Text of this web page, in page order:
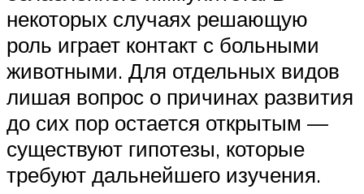
некоторых случаях решающую
роль играет контакт с больными
животными. Для отдельных видов
лишая вопрос о причинах развития
до сих пор остается открытым —
существуют гипотезы, которые
требуют дальнейшего изучения.